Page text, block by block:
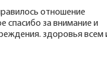
отношение
спасибо за внимание и
здоровья всем